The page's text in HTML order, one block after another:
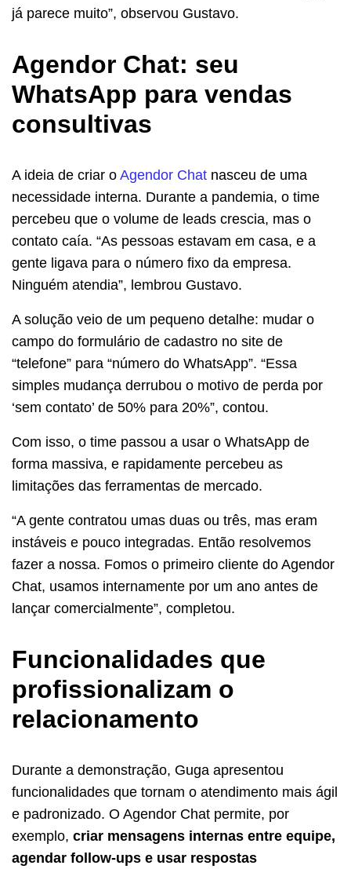
já parece muito”, observou Gustavo.
Agendor Chat: seu
WhatsApp para vendas
consultivas
A ideia de criar o Agendor Chat nasceu de uma
necessidade interna. Durante a pandemia, o time
percebeu que o volume de leads crescia, mas o
contato caía. “As pessoas estavam em casa, e a
gente ligava para o número fixo da empresa.
Ninguém atendia”, lembrou Gustavo.
A solução veio de um pequeno detalhe: mudar o
campo do formulário de cadastro no site de
“telefone” para “número do WhatsApp”. “Essa
simples mudança derrubou o motivo de perda por
‘sem contato’ de 50% para 20%”, contou.
Com isso, o time passou a usar o WhatsApp de
forma massiva, e rapidamente percebeu as
limitações das ferramentas de mercado.
“A gente contratou umas duas ou três, mas eram
instáveis e pouco integradas. Então resolvemos
fazer a nossa. Fomos o primeiro cliente do Agendor
Chat, usamos internamente por um ano antes de
lançar comercialmente”, completou.
Funcionalidades que
profissionalizam o
relacionamento
Durante a demonstração, Guga apresentou
funcionalidades que tornam o atendimento mais ágil
e padronizado. O Agendor Chat permite, por
exemplo, criar mensagens internas entre equipe,
agendar follow-ups e usar respostas